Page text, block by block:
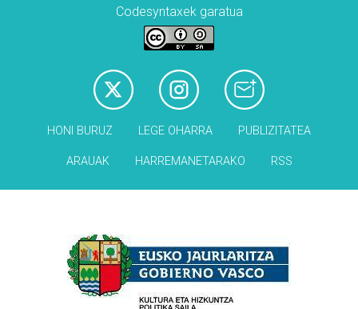
Codesyntaxek garatua
HONI BURUZ LEGE OHARRA PUBLIZITATEA
ARAUAK HARREMANETARAKO RSS